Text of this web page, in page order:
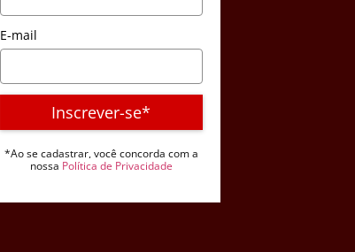
E-mail
Inscrever-se*
*Ao se cadastrar, você concorda com a
nossa Política de Privacidade